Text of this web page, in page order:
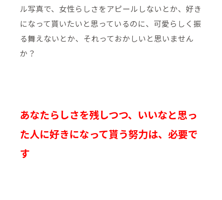
ル写真で、女性らしさをアピールしないとか、好き
になって貰いたいと思っているのに、可愛らしく振
る舞えないとか、それっておかしいと思いません
か？
あなたらしさを残しつつ、いいなと思っ
た人に好きになって貰う努力は、必要で
す